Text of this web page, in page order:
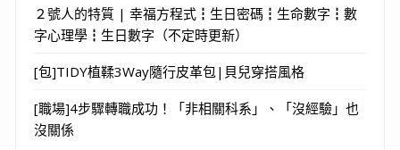
２號人的特質 | 幸福方程式┇生日密碼┇生命數字┇數
字心理學┇生日數字（不定時更新）
[包]TIDY植鞣3Way隨行皮革包|貝兒穿搭風格
[職場]4步驟轉職成功！「非相關科系」、「沒經驗」也
沒關係